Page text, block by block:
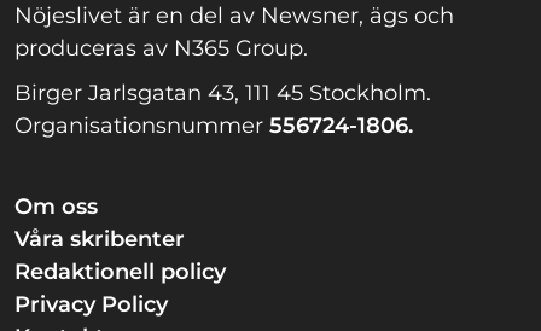
Nöjeslivet är en del av Newsner, ägs och
produceras av N365 Group.
Birger Jarlsgatan 43, 111 45 Stockholm.
Organisationsnummer 556724-1806.
Om oss
Våra skribenter
Redaktionell policy
Privacy Policy